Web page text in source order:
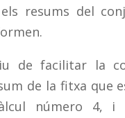
els resums del
de facilitar la
de la fitxa que
número 4, i